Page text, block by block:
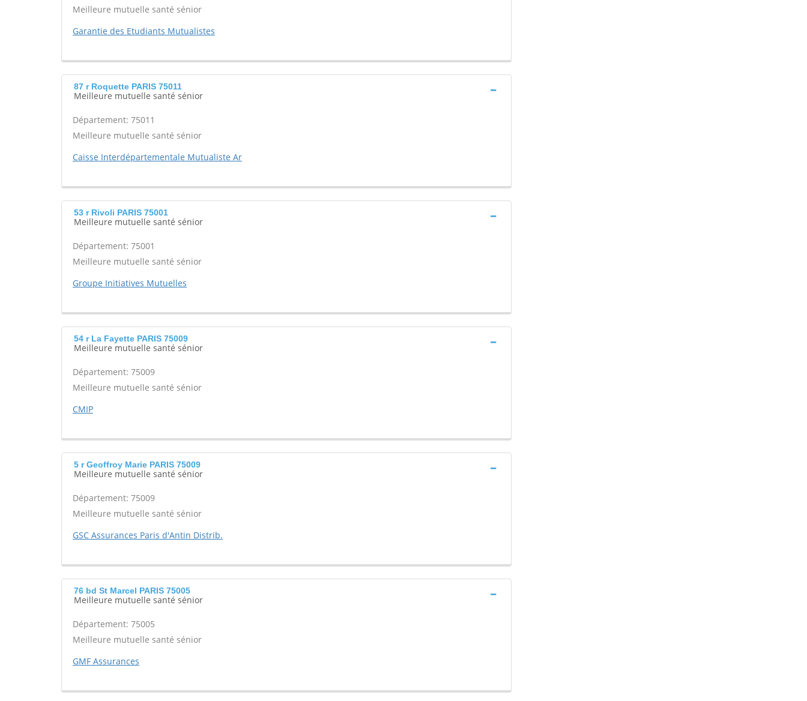
Meilleure mutuelle santé sénior
Garantie des Etudiants Mutualistes
87 r Roquette PARIS 75011
Meilleure mutuelle santé sénior
Département: 75011
Meilleure mutuelle santé sénior
Caisse Interdépartementale Mutualiste Ar
53 r Rivoli PARIS 75001
Meilleure mutuelle santé sénior
Département: 75001
Meilleure mutuelle santé sénior
Groupe Initiatives Mutuelles
54 r La Fayette PARIS 75009
Meilleure mutuelle santé sénior
Département: 75009
Meilleure mutuelle santé sénior
CMIP
5 r Geoffroy Marie PARIS 75009
Meilleure mutuelle santé sénior
Département: 75009
Meilleure mutuelle santé sénior
GSC Assurances Paris d'Antin Distrib.
76 bd St Marcel PARIS 75005
Meilleure mutuelle santé sénior
Département: 75005
Meilleure mutuelle santé sénior
GMF Assurances